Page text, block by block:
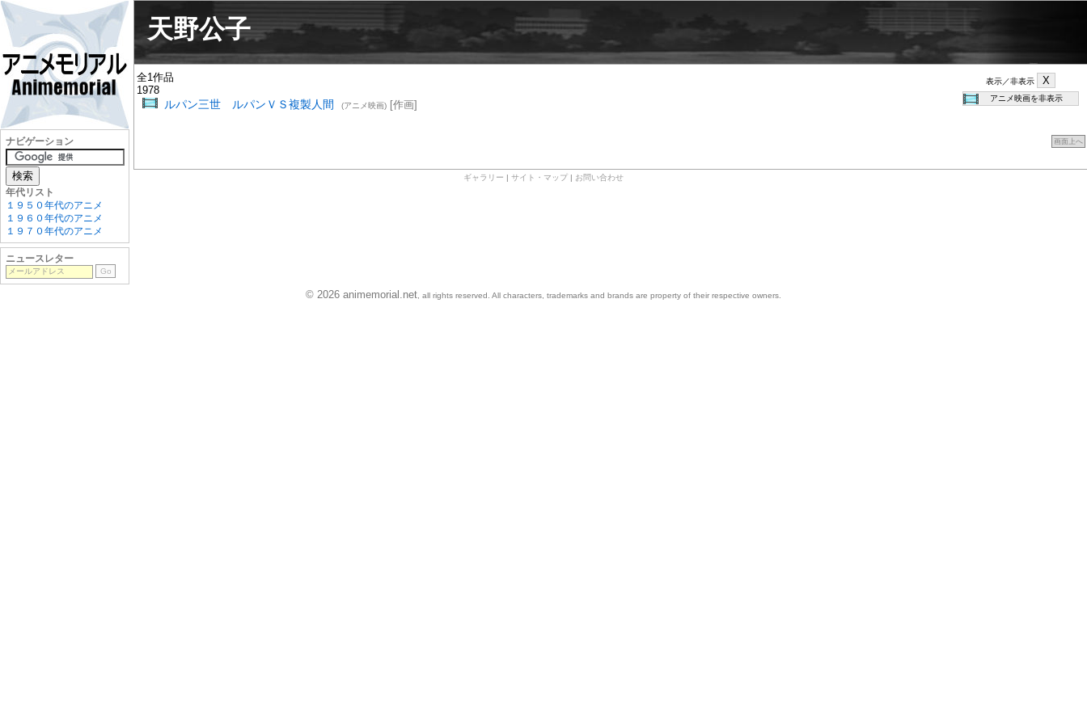
天野公子
表示／非表示
全1作品
1978
ルパン三世 ルパンＶＳ複製人間 (アニメ映画)[作画]
画面上へ
ギャラリー サイト・マップ お問い合わせ
ナビゲーション
年代リスト
１９５０年代のアニメ
１９６０年代のアニメ
１９７０年代のアニメ
ニュースレター
© 2026 animemorial.net , all rights reserved. All characters, trademarks and brands are property of their respective owners.